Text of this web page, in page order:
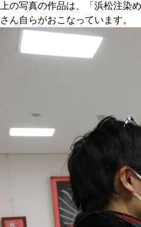
上の写真の作品は、「浜松注染
さん自らがおこなっています。